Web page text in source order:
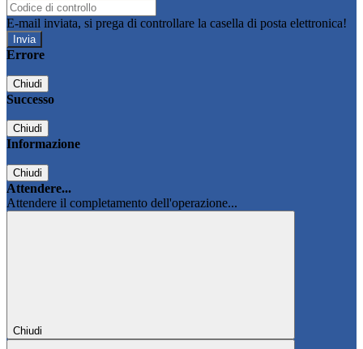
E-mail inviata, si prega di controllare la casella di posta elettronica!
Errore
Chiudi
Successo
Chiudi
Informazione
Chiudi
Attendere...
Attendere il completamento dell'operazione...
Chiudi